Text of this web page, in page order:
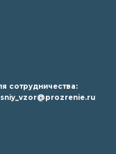
сотрудничества: